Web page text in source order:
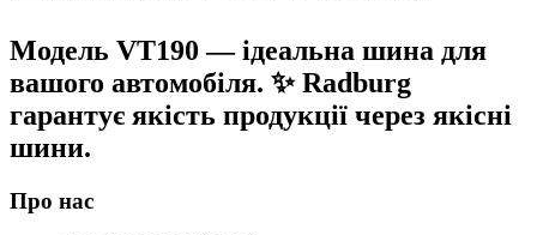
Модель VT190 — ідеальна шина для
вашого автомобіля. ✨ Radburg
гарантує якість продукції через якісні
шини.
Про нас